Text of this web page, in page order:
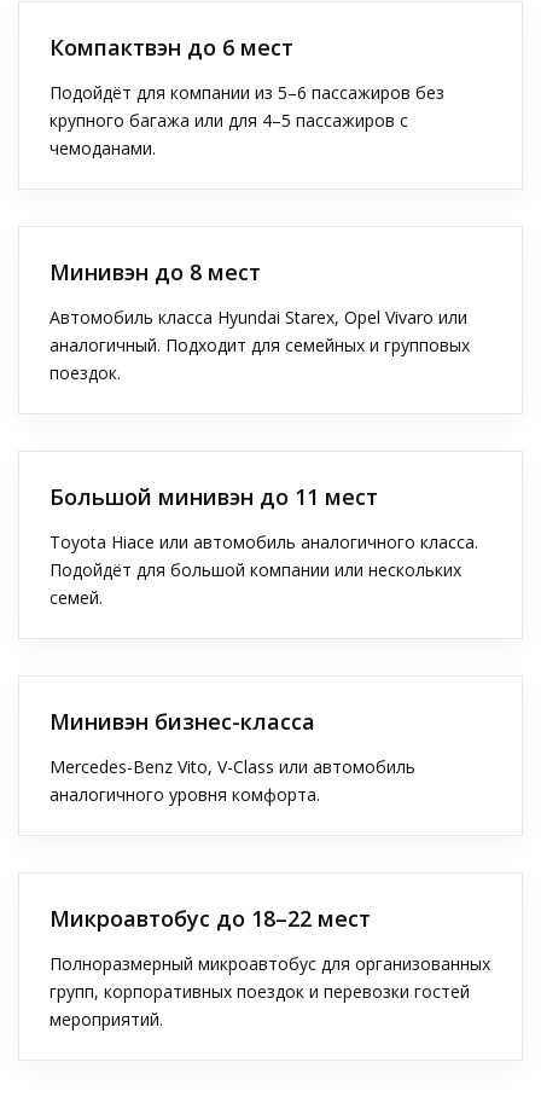
Компактвэн до 6 мест
Подойдёт для компании из 5–6 пассажиров без
крупного багажа или для 4–5 пассажиров с
чемоданами.
Минивэн до 8 мест
Автомобиль класса Hyundai Starex, Opel Vivaro или
аналогичный. Подходит для семейных и групповых
поездок.
Большой минивэн до 11 мест
Toyota Hiace или автомобиль аналогичного класса.
Подойдёт для большой компании или нескольких
семей.
Минивэн бизнес-класса
Mercedes-Benz Vito, V-Class или автомобиль
аналогичного уровня комфорта.
Микроавтобус до 18–22 мест
Полноразмерный микроавтобус для организованных
групп, корпоративных поездок и перевозки гостей
мероприятий.